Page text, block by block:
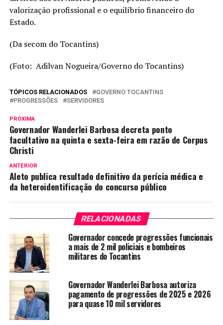
valorização profissional e o equilíbrio financeiro do
Estado.
(Da secom do Tocantins)
(Foto: Adilvan Nogueira/Governo do Tocantins)
TÓPICOS RELACIONADOS
GOVERNO TOCANTINS
PROGRESSÕES
SERVIDORES
PRÓXIMA
Governador Wanderlei Barbosa decreta ponto
facultativo na quinta e sexta-feira em razão de Corpus
Christi
ANTERIOR
Aleto publica resultado definitivo da perícia médica e
da heteroidentificação do concurso público
RELACIONADAS
Governador concede progressões funcionais
a mais de 2 mil policiais e bombeiros
militares do Tocantins
Governador Wanderlei Barbosa autoriza
pagamento de progressões de 2025 e 2026
para quase 10 mil servidores